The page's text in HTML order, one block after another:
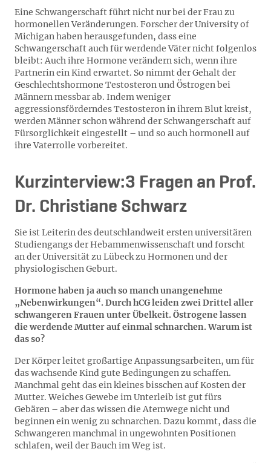
Eine Schwangerschaft führt nicht nur bei der Frau zu
hormonellen Veränderungen. Forscher der University of
Michigan haben herausgefunden, dass eine
Schwangerschaft auch für werdende Väter nicht folgenlos
bleibt: Auch ihre Hormone verändern sich, wenn ihre
Partnerin ein Kind erwartet. So nimmt der Gehalt der
Geschlechtshormone Testosteron und Östrogen bei
Männern messbar ab. Indem weniger
aggressionsförderndes Testosteron in ihrem Blut kreist,
werden Männer schon während der Schwangerschaft auf
Fürsorglichkeit eingestellt – und so auch hormonell auf
ihre Vaterrolle vorbereitet.
Kurzinterview:3 Fragen an Prof.
Dr. Christiane Schwarz
Sie ist Leiterin des deutschlandweit ersten universitären
Studiengangs der Hebammenwissenschaft und forscht
an der Universität zu Lübeck zu Hormonen und der
physiologischen Geburt.
Hormone haben ja auch so manch unangenehme
„Nebenwirkungen“. Durch hCG leiden zwei Drittel aller
schwangeren Frauen unter Übelkeit. Östrogene lassen
die werdende Mutter auf einmal schnarchen. Warum ist
das so?
Der Körper leitet großartige Anpassungsarbeiten, um für
das wachsende Kind gute Bedingungen zu schaffen.
Manchmal geht das ein kleines bisschen auf Kosten der
Mutter. Weiches Gewebe im Unterleib ist gut fürs
Gebären – aber das wissen die Atemwege nicht und
beginnen ein wenig zu schnarchen. Dazu kommt, dass die
Schwangeren manchmal in ungewohnten Positionen
schlafen, weil der Bauch im Weg ist.